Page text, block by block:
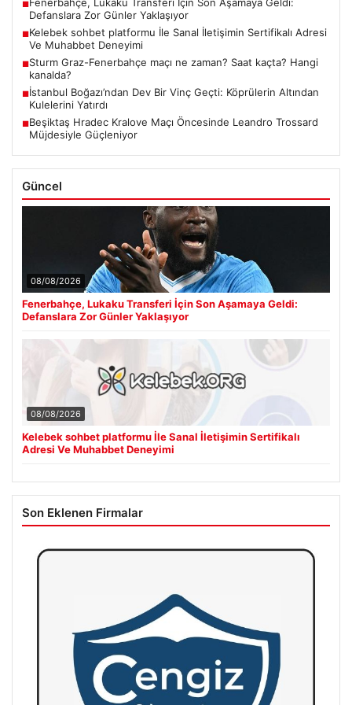
■
Defanslara Zor Günler Yaklaşıyor
■Kelebek sohbet platformu İle Sanal İletişimin Sertifikalı Adresi
Ve Muhabbet Deneyimi
■Sturm Graz-Fenerbahçe maçı ne zaman? Saat kaçta? Hangi
kanalda?
■İstanbul Boğazı’ndan Dev Bir Vinç Geçti: Köprülerin Altından
Kulelerini Yatırdı
■Beşiktaş Hradec Kralove Maçı Öncesinde Leandro Trossard
Müjdesiyle Güçleniyor
Güncel
08/08/2026
Fenerbahçe, Lukaku Transferi İçin Son Aşamaya Geldi:
Defanslara Zor Günler Yaklaşıyor
08/08/2026
Kelebek sohbet platformu İle Sanal İletişimin Sertifikalı
Adresi Ve Muhabbet Deneyimi
Son Eklenen Firmalar